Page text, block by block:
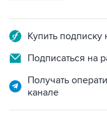
Подписаться на
Получать
НОВОСТИ ПО ТЕМЕ